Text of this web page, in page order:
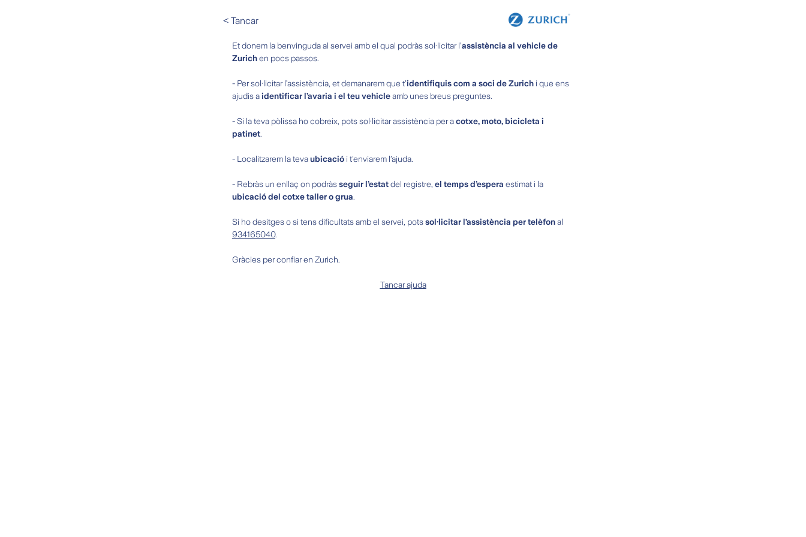
< Tancar
Et donem la benvinguda al servei amb el qual podràs sol·licitar l’assistència al vehicle de
Zurichen pocs passos.
- Per sol·licitar l’assistència, et demanarem que t’identifiquis com a soci de Zurich i que ens
ajudis aidentificar l’avaria i el teu vehicleamb unes breus preguntes.
- Si la teva pòlissa ho cobreix, pots sol·licitar assistència per acotxe, moto, bicicleta i
patinet.
- Localitzarem la tevaubicació i t'enviarem l’ajuda.
- Rebràs un enllaç on podràsseguir l’estatdel registre, el temps d’espera estimat i la
ubicació del cotxe taller o grua.
Si ho desitges o si tens dificultats amb el servei, potssol·licitar l’assistència per telèfonal
934165040.
Gràcies per confiar en Zurich.
Tancar ajuda